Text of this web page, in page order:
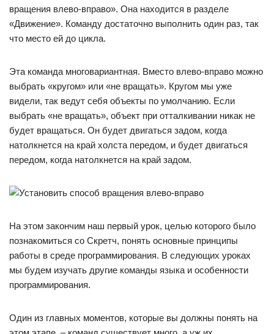
вращения влево-вправо». Она находится в разделе
«Движение». Команду достаточно выполнить один раз, так
что место ей до цикла.
Эта команда многовариантная. Вместо влево-вправо можно
выбрать «кругом» или «не вращать». Кругом мы уже
видели, так ведут себя объекты по умолчанию. Если
выбрать «не вращать», объект при отталкивании никак не
будет вращаться. Он будет двигаться задом, когда
натолкнется на край холста передом, и будет двигаться
передом, когда натолкнется на край задом.
На этом закончим наш первый урок, целью которого было
познакомиться со Скретч, понять основные принципы
работы в среде программирования. В следующих уроках
мы будем изучать другие команды языка и особенности
программирования.
Один из главных моментов, которые вы должны понять на